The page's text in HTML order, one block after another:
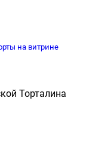
на витрине